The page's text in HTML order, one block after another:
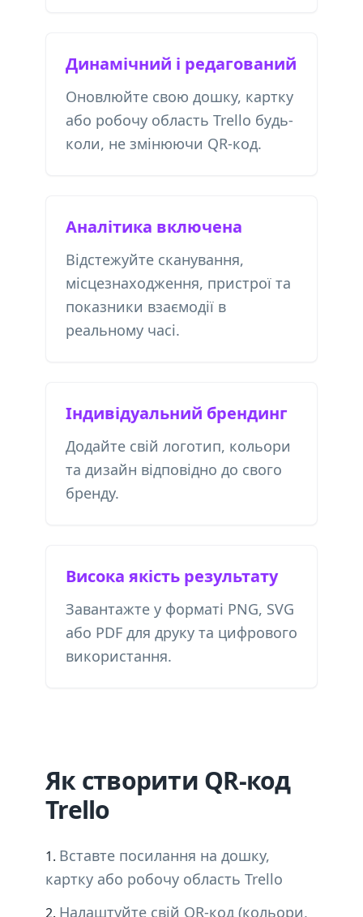
Динамічний і редагований
Оновлюйте свою дошку, картку
або робочу область Trello будь-
коли, не змінюючи QR-код.
Аналітика включена
Відстежуйте сканування,
місцезнаходження, пристрої та
показники взаємодії в
реальному часі.
Індивідуальний брендинг
Додайте свій логотип, кольори
та дизайн відповідно до свого
бренду.
Висока якість результату
Завантажте у форматі PNG, SVG
або PDF для друку та цифрового
використання.
Як створити QR-код
Trello
Вставте посилання на дошку,
картку або робочу область Trello
Налаштуйте свій QR-код (кольори,